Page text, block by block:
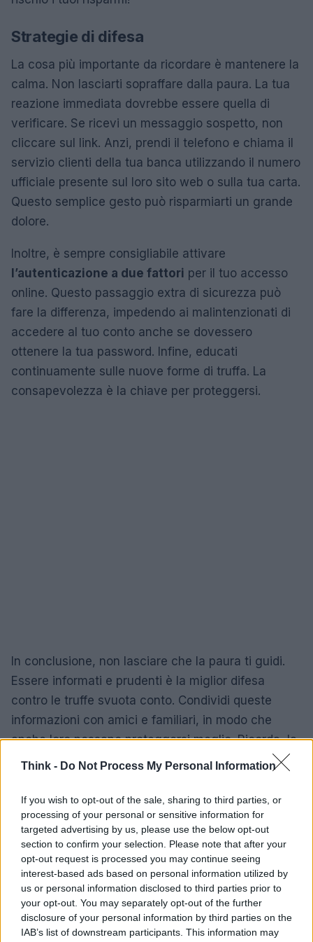
Think - Do Not Process My Personal Information
If you wish to opt-out of the sale, sharing to third parties, or
processing of your personal or sensitive information for
targeted advertising by us, please use the below opt-out
section to confirm your selection. Please note that after your
opt-out request is processed you may continue seeing
interest-based ads based on personal information utilized by
us or personal information disclosed to third parties prior to
your opt-out. You may separately opt-out of the further
disclosure of your personal information by third parties on the
IAB’s list of downstream participants. This information may
Strategie di difesa
La cosa più importante da ricordare è mantenere la
calma. Non lasciarti sopraffare dalla paura. La tua
reazione immediata dovrebbe essere quella di
verificare. Se ricevi un messaggio sospetto, non
cliccare sul link. Anzi, prendi il telefono e chiama il
servizio clienti della tua banca utilizzando il numero
ufficiale presente sul loro sito web o sulla tua carta.
Questo semplice gesto può risparmiarti un grande
dolore.
Inoltre, è sempre consigliabile attivare
l’autenticazione a due fattori per il tuo accesso
online. Questo passaggio extra di sicurezza può
fare la differenza, impedendo ai malintenzionati di
accedere al tuo conto anche se dovessero
ottenere la tua password. Infine, educati
continuamente sulle nuove forme di truffa. La
consapevolezza è la chiave per proteggersi.
In conclusione, non lasciare che la paura ti guidi.
Essere informati e prudenti è la miglior difesa
contro le truffe svuota conto. Condividi queste
informazioni con amici e familiari, in modo che
anche loro possano proteggersi meglio. Ricorda, la
sicurezza è un affare di tutti! 🔒✨
AUTORE
Staff